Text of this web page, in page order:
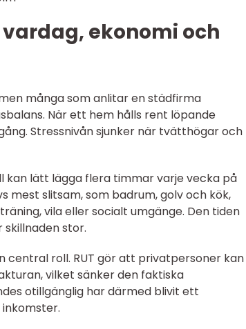
ekonomi och
många som anlitar en städfirma
När ett hem hålls rent löpande
Stressnivån sjunker när tvätthögar och
kan lätt lägga flera timmar varje vecka på
mest slitsam, som badrum, golv och kök,
vila eller socialt umgänge. Den tiden
stor.
central roll. RUT gör att privatpersoner kan
vilket sänker den faktiska
otillgänglig har därmed blivit ett